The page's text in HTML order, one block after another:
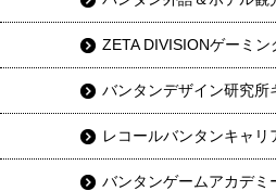
ZETA DIVISIONゲーミン
バンタンデザイン研究所
レコールバンタンキャリ
バンタンゲームアカデミ